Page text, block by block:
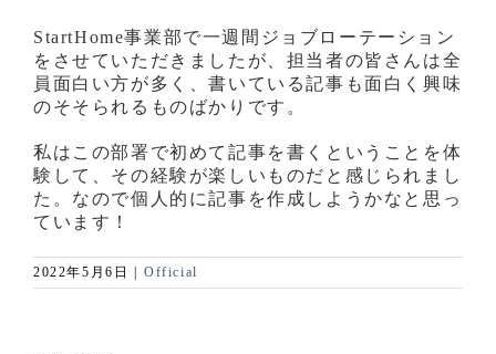
StartHome事業部で一週間ジョブローテーション
をさせていただきましたが、担当者の皆さんは全
員面白い方が多く、書いている記事も面白く興味
のそそられるものばかりです。
私はこの部署で初めて記事を書くということを体
験して、その経験が楽しいものだと感じられまし
た。なので個人的に記事を作成しようかなと思っ
ています！
2022年5月6日 | Official